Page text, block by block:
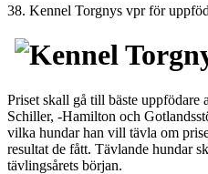
38. Kennel Torgnys vpr för
Priset skall gå till bäste uppfödare
Schiller, -Hamilton och
vilka hundar han vill tävla om
resultat de fått. Tävlande hundar
tävlingsårets början.